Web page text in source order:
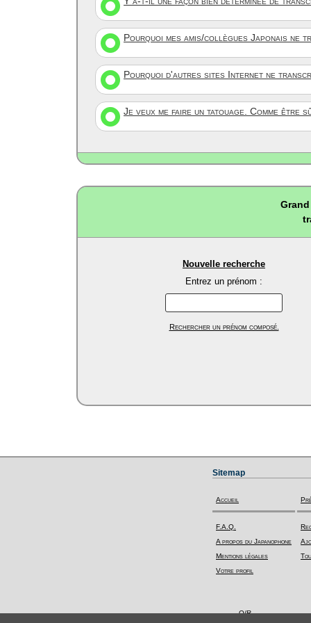
Pourquoi mes amis/collègues Japonais ne
Pourquoi d'autres sites Internet ne
Je veux me faire un tatouage. Comme être
Nouvelle recherche
Entrez un prénom :
Rechercher un prénom composé.
Sitemap
Accueil
F.A.Q.
A propos du Japanophone
Mentions légales
Votre profil
Q/R